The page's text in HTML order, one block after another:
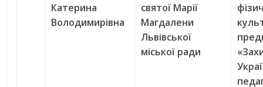
Катерина
Володимирівна
святої Марії
Магдалени
Львівської
міської ради